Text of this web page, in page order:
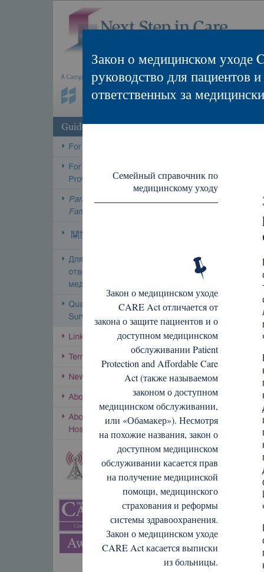
Закон о медицинском уходе
руководство для пациентов
ответственных за
Семейный справочник по
медицинскому уходу
Закон о медицинском уходе
CARE Act отличается от
закона о защите пациентов и о
доступном медицинском
обслуживании Patient
Protection and Affordable Care
Act (также называемом
законом о доступном
медицинском обслуживании,
или «Обамакер»). Несмотря
на похожие названия, закон о
доступном медицинском
обслуживании касается прав
на получение медицинской
помощи, медицинского
страхования и реформы
системы здравоохранения.
Закон о медицинском уходе
CARE Act касается выписки
из больницы.